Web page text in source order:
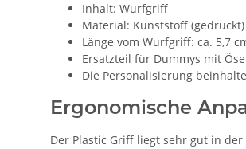
Inhalt: Wurfgriff
Material: Kunststoff (gedruckt)
Länge vom Wurfgriff: ca. 5,7
Ersatzteil für Dummys mit Öse
Die Personalisierung
Ergonomische
Der Plastic Griff liegt sehr gut in